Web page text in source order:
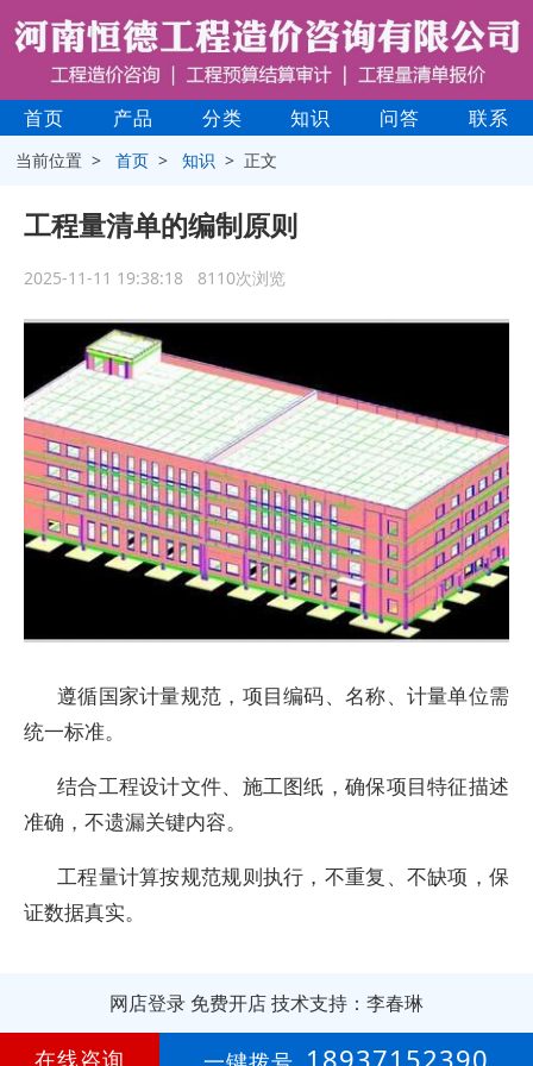
首页 产品 分类 知识 问答 联系
当前位置 >首页 >知识 > 正文
工程量清单的编制原则
2025-11-11 19:38:18 8110次浏览
遵循国家计量规范，项目编码、名称、计量单位需
统一标准。
结合工程设计文件、施工图纸，确保项目特征描述
准确，不遗漏关键内容。
工程量计算按规范规则执行，不重复、不缺项，保
证数据真实。
网店登录 免费开店技术支持：李春琳
第14年
在线咨询 18937152390